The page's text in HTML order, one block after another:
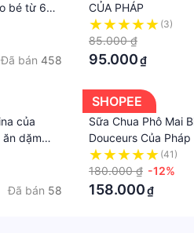
thành dạng hộp đơn giản,
bé từ 6
Đã bán 458
CỦA PHÁP
(3)
85.000 ₫
95.000₫
của
dặm
Đã bán 58
SHOPEE
Sữa Chua Phô Mai
Douceurs Của
(41)
180.000 ₫ -12%
158.000₫